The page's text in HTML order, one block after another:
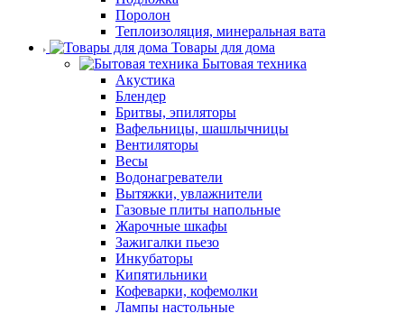
Поролон
Теплоизоляция, минеральная вата
Товары для дома
Бытовая техника
Акустика
Блендер
Бритвы, эпиляторы
Вафельницы, шашлычницы
Вентиляторы
Весы
Водонагреватели
Вытяжки, увлажнители
Газовые плиты напольные
Жарочные шкафы
Зажигалки пьезо
Инкубаторы
Кипятильники
Кофеварки, кофемолки
Лампы настольные